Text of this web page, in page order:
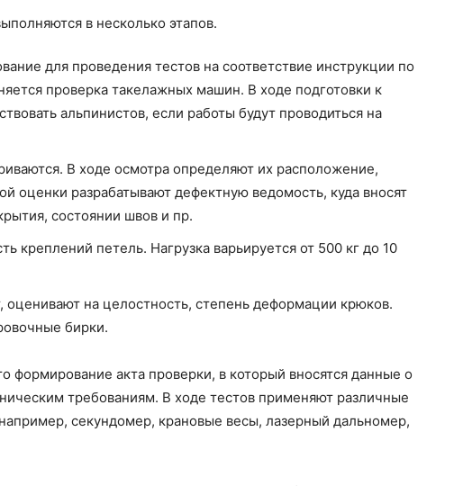
в несколько этапов.
для проведения тестов на соответствие инструкции по
проверка такелажных машин. В ходе подготовки к
альпинистов, если работы будут проводиться на
В ходе осмотра определяют их расположение,
оценки разрабатывают дефектную ведомость, куда вносят
состоянии швов и пр.
креплений петель. Нагрузка варьируется от 500 кг до 10
оценивают на целостность, степень деформации крюков.
бирки.
формирование акта проверки, в который вносятся данные о
требованиям. В ходе тестов применяют различные
секундомер, крановые весы, лазерный дальномер,